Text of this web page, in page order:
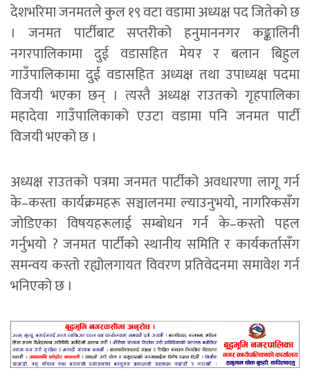
देशभरिमा जनमतले कुल १९ वटा वडामा अध्यक्ष पद जितेको छ
। जनमत पार्टीबाट सप्तरीको हनुमाननगर कङ्कालिनी
नगरपालिकामा दुई वडासहित मेयर र बलान बिहुल
गाउँपालिकामा दुई वडासहित अध्यक्ष तथा उपाध्यक्ष पदमा
विजयी भएका छन् । त्यस्तै अध्यक्ष राउतको गृहपालिका
महादेवा गाउँपालिकाको एउटा वडामा पनि जनमत पार्टी
विजयी भएको छ ।
अध्यक्ष राउतको पत्रमा जनमत पार्टीको अवधारणा लागू गर्न
के–कस्ता कार्यक्रमहरू सञ्चालनमा ल्याउनुभयो, नागरिकसँग
जोडिएका विषयहरूलाई सम्बोधन गर्न के–कस्तो पहल
गर्नुभयो ? जनमत पार्टीको स्थानीय समिति र कार्यकर्तासँग
समन्वय कस्तो रह्योलगायत विवरण प्रतिवेदनमा समावेश गर्न
भनिएको छ ।